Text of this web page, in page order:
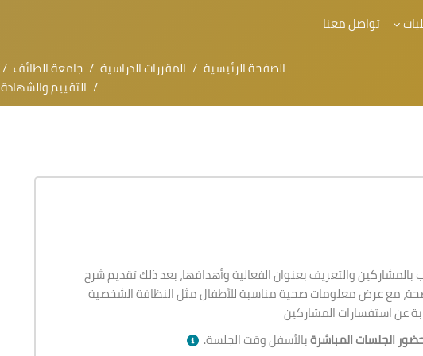
تواصل معنا
الصفحة الرئيسية
المقررات الدراسية جامعة الطائف
التقييم والشهادة
بالمشاركين والتعريف بعنوان الفعالية وأهدافها، بعد ذلك تقديم شرح
مع عرض معلومات صحية مناسبة للأطفال مثل النظافة الشخصية
عن استفسارات المشاركين
الجلسات المباشرةبالأسفل وقت الجلسة.